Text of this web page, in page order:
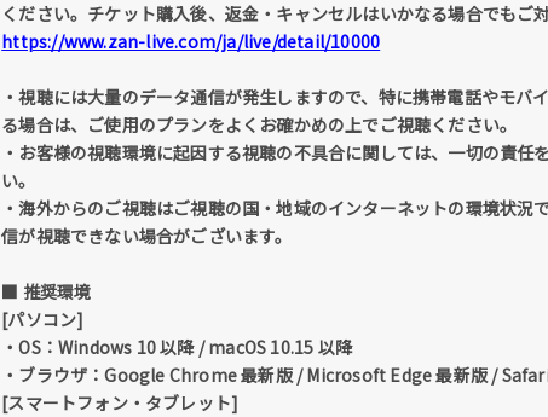
ください。チケット購入後、返金・キャンセルはいかなる場合でも
https://www.zan-live.com/ja/live/detail/10000
・視聴には大量のデータ通信が発生しますので、特に携帯電話やモ
る場合は、ご使用のプランをよくお確かめの上でご視聴ください。
・お客様の視聴環境に起因する視聴の不具合に関しては、一切の責
い。
・海外からのご視聴はご視聴の国・地域のインターネットの環境状
信が視聴できない場合がございます。
■ 推奨環境
[パソコン]
・OS：Windows 10 以降 / macOS 10.15 以降
・ブラウザ：Google Chrome 最新版 / Microsoft Edge 最新版 /
[スマートフォン・タブレット]